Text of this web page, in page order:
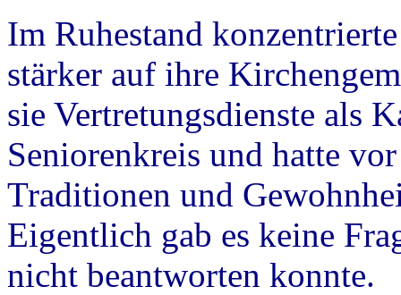
Im Ruhestand
stärker auf ihre
sie Vertretungsdienste als
Seniorenkreis und hatte
Traditionen und
Eigentlich gab es keine
nicht beantworten konnte.